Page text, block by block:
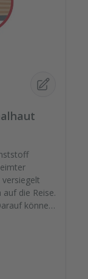
die Reise.
können